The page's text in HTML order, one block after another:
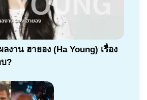
ลงาน ฮายอง (Ha Young) เรื่อง
?